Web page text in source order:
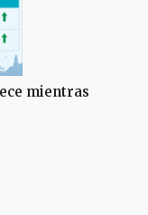
mientras